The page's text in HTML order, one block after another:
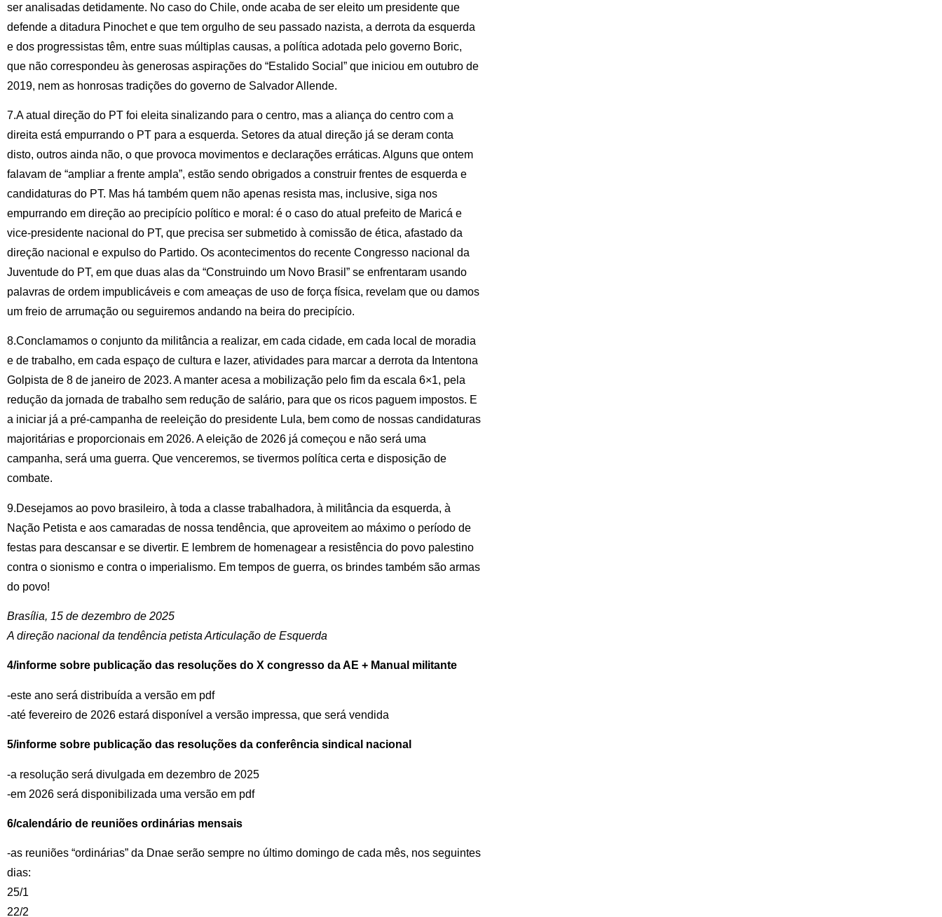
ser analisadas detidamente. No caso do Chile, onde acaba de ser eleito um presidente que
defende a ditadura Pinochet e que tem orgulho de seu passado nazista, a derrota da esquerda
e dos progressistas têm, entre suas múltiplas causas, a política adotada pelo governo Boric,
que não correspondeu às generosas aspirações do “Estalido Social” que iniciou em outubro de
2019, nem as honrosas tradições do governo de Salvador Allende.
7.A atual direção do PT foi eleita sinalizando para o centro, mas a aliança do centro com a
direita está empurrando o PT para a esquerda. Setores da atual direção já se deram conta
disto, outros ainda não, o que provoca movimentos e declarações erráticas. Alguns que ontem
falavam de “ampliar a frente ampla”, estão sendo obrigados a construir frentes de esquerda e
candidaturas do PT. Mas há também quem não apenas resista mas, inclusive, siga nos
empurrando em direção ao precipício político e moral: é o caso do atual prefeito de Maricá e
vice-presidente nacional do PT, que precisa ser submetido à comissão de ética, afastado da
direção nacional e expulso do Partido. Os acontecimentos do recente Congresso nacional da
Juventude do PT, em que duas alas da “Construindo um Novo Brasil” se enfrentaram usando
palavras de ordem impublicáveis e com ameaças de uso de força física, revelam que ou damos
um freio de arrumação ou seguiremos andando na beira do precipício.
8.Conclamamos o conjunto da militância a realizar, em cada cidade, em cada local de moradia
e de trabalho, em cada espaço de cultura e lazer, atividades para marcar a derrota da Intentona
Golpista de 8 de janeiro de 2023. A manter acesa a mobilização pelo fim da escala 6×1, pela
redução da jornada de trabalho sem redução de salário, para que os ricos paguem impostos. E
a iniciar já a pré-campanha de reeleição do presidente Lula, bem como de nossas candidaturas
majoritárias e proporcionais em 2026. A eleição de 2026 já começou e não será uma
campanha, será uma guerra. Que venceremos, se tivermos política certa e disposição de
combate.
9.Desejamos ao povo brasileiro, à toda a classe trabalhadora, à militância da esquerda, à
Nação Petista e aos camaradas de nossa tendência, que aproveitem ao máximo o período de
festas para descansar e se divertir. E lembrem de homenagear a resistência do povo palestino
contra o sionismo e contra o imperialismo. Em tempos de guerra, os brindes também são armas
do povo!
Brasília, 15 de dezembro de 2025
A direção nacional da tendência petista Articulação de Esquerda
4/informe sobre publicação das resoluções do X congresso da AE + Manual militante
-este ano será distribuída a versão em pdf
-até fevereiro de 2026 estará disponível a versão impressa, que será vendida
5/informe sobre publicação das resoluções da conferência sindical nacional
-a resolução será divulgada em dezembro de 2025
-em 2026 será disponibilizada uma versão em pdf
6/calendário de reuniões ordinárias mensais
-as reuniões “ordinárias” da Dnae serão sempre no último domingo de cada mês, nos seguintes
dias:
25/1
22/2